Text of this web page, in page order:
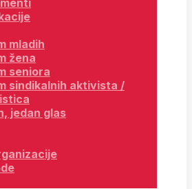
mladih
žena
seniora
sindikalnih aktivista /
jedan glas